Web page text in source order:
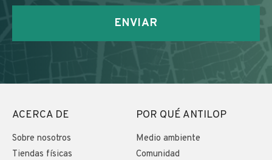
ENVIAR
ACERCA DE
Sobre nosotros
Tiendas físicas
POR QUÉ ANTILOP
Medio ambiente
Comunidad